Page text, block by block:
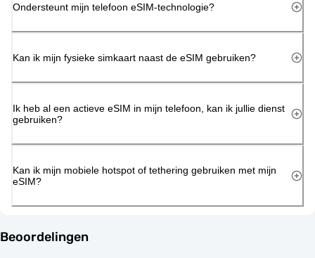
Ondersteunt mijn telefoon eSIM-technologie?
Kan ik mijn fysieke simkaart naast de eSIM gebruiken?
Ik heb al een actieve eSIM in mijn telefoon, kan ik jullie dienst
gebruiken?
Kan ik mijn mobiele hotspot of tethering gebruiken met mijn
eSIM?
Beoordelingen